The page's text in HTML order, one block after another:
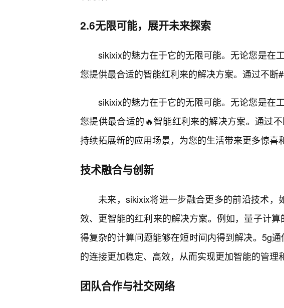
2.6无限可能，展开未来探索
sikixix的魅力在于它的无限可能。无论您是在
您提供最合适的智能红利来的解决方案。通过不断
sikixix的魅力在于它的无限可能。无论您是在
您提供最合适的🔥智能红利来的解决方案。通过
持续拓展新的应用场景，为您的生活带来更多惊喜
技术融合与创新
未来，sikixix将进一步融合更多的前沿技术
效、更智能的红利来的解决方案。例如，量子计
得复杂的计算问题能够在短时间内得到解决。5g
的连接更加稳定、高效，从而实现更加智能的管理
团队合作与社交网络